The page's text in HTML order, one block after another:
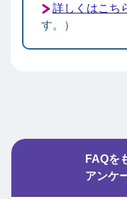
詳しくはこち
す。）
FAQを
アンケ